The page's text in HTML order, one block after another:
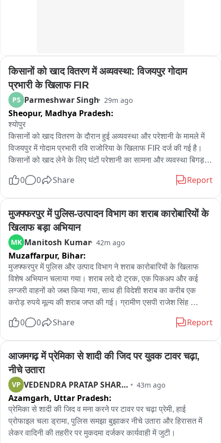
किसानों को खाद वितरण में अव्यवस्था: विजयपुर गोदाम
प्रभारी के खिलाफ FIR
PS Parmeshwar Singh 29m ago
Sheopur, Madhya Pradesh:
श्योपुर
किसानों को खाद वितरण के दौरान हुई अव्यवस्था और परेशानी के मामले में
विजयपुर में गोदाम प्रभारी रवि राजोरिया के खिलाफ FIR दर्ज की गई है।
किसानों को खाद लेने के लिए घंटों परेशानी का सामना और व्यवस्था बिगड़ने
के बयान दर्ज किए गए हैं। पुलिस ने BNS की धारा 316(5) के तहत
प्रकरण दर्ज किया गया, किसानों को खाद वितरण में आगे परेशानी न हो,
इसके लिए सोमवार को श्योपुर से अतिरिक्त स्टाफ बुलाया जाएगा। प्रशासन
की मौजूदगी में सभी किसानों को खाद वितरित करने की व्यवस्था की जाएगी
0 0 Share Report
मुजफ्फरपुर में पुलिस-उत्पादन विभाग का शराब कारोबारियों के
खिलाफ बड़ा अभियान
MK Manitosh Kumar 42m ago
Muzaffarpur, Bihar:
मुजफ्फरपुर में पुलिस और उत्पाद विभाग ने शराब कारोबारियों के खिलाफ
विशेष अभियान चलाया गया। शराब लदे दो ट्रक, एक पिकअप और कई
लग्जरी वाहनों को जब्त किया गया, साथ ही विदेशी शराब का करीब एक
करोड़ रुपये मूल्य की शराब जप्त की गई। ग्रामीण एसपी राजेश सिंह
थाना क्षेत्र से एक पिकअप पर लदी शराब की खेप जप्त, गरहा थाना पुलिस ने
बियर लदा कंटेनर ट्रक के साथ एक स्कार्पियो और एक कार को जप्त किया;
मीनापुर थाना पुलिस ने एक ट्रक और पिकअप पर लोड शराब बरामद की।
हालांकि कार्रवाई के दौरान किसी कारोबारी की गिरफ्तारी नहीं हुई; पुलिस अब
कारोबारियों की पहचान में लगी है। उत्पाद विभाग ने तीन थाना क्षेत्रों में
अलग-अलग कार्रवाई करते हुए शराब लोड दो लग्जरी वाहन के साथ तीन
लोगों को गिरफ्तार किया और एक घर से भारी मात्रा में शराब बरामद की।
गुप्त सूचना के आधार पर सकरा थाना के बाजी चौक पर हरियाणा नंबर की
महिंद्रा पिकअप की घेराबंदी कर 10 पेटी विदेशी शराब बरामद हुई; चालक
अजय कुमार (हरियाणा) और एक अन्य मोहम्मद जियाउल (वैशाली) के रूप में
0 0 Share Report
आजमगढ़ में प्रेमिका से शादी की जिद पर युवक टावर चढ़ा,
नीचे उतारा
VP VEDENDRA PRATAP SHARMA 43m ago
Azamgarh, Uttar Pradesh:
प्रेमिका से शादी की जिद व मना करने पर टावर पर चढ़ा प्रेमी, हाई
प्रोफाइल चला ड्रामा, पुलिस समझा बुझाकर नीचे उतारा और हिरासत में
लेकर वादिनी की तहरीर पर मुकदमा दर्जकर कार्यवाही में जुटी।